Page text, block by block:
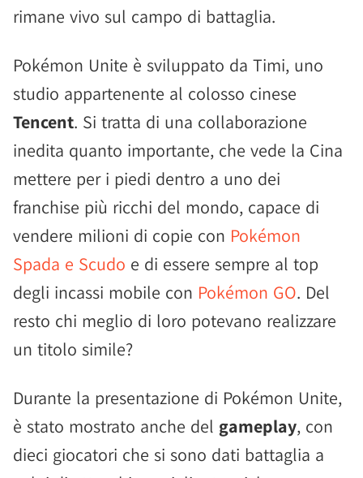
rimane vivo sul campo di battaglia.
Pokémon Unite è sviluppato da Timi, uno
studio appartenente al colosso cinese
Tencent. Si tratta di una collaborazione
inedita quanto importante, che vede la Cina
mettere per i piedi dentro a uno dei
franchise più ricchi del mondo, capace di
vendere milioni di copie con Pokémon
Spada e Scudo e di essere sempre al top
degli incassi mobile con Pokémon GO. Del
resto chi meglio di loro potevano realizzare
un titolo simile?
Durante la presentazione di Pokémon Unite,
è stato mostrato anche del gameplay, con
dieci giocatori che si sono dati battaglia a